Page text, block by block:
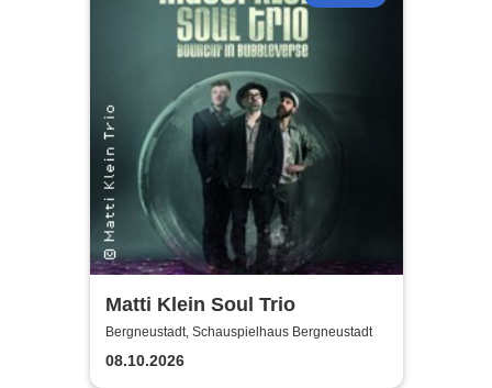
Matti Klein Soul Trio
Bergneustadt, Schauspielhaus Bergneustadt
08.10.2026